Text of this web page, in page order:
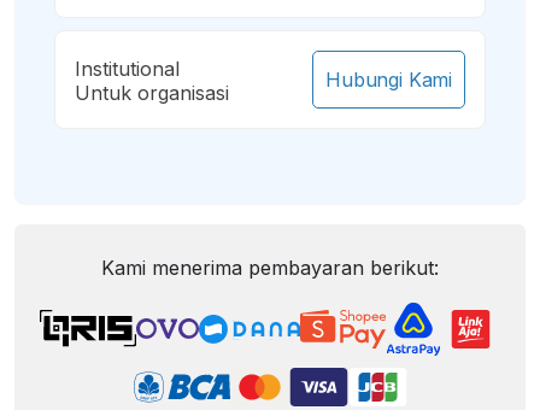
Institutional
Untuk organisasi
Hubungi Kami
Kami menerima pembayaran berikut: